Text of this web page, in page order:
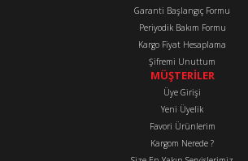
Garanti Başlangıç Formu
Periyodik Bakım Formu
Kargo Fiyat Hesaplama
Şifremi Unuttum
MÜŞTERİLER
Üye Girişi
Yeni Üyelik
Favori Ürünlerim
Kargom Nerede ?